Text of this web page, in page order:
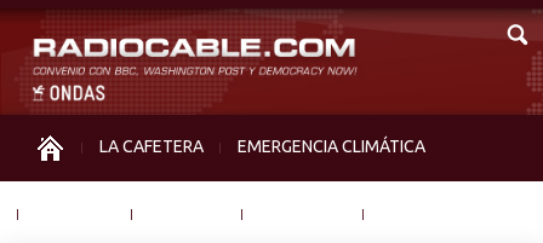
LA CAFETERA EMERGENCIA CLIMÁTICA